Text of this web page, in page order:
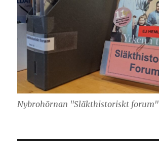
Nybrohörnan "Släkthistoriskt forum"